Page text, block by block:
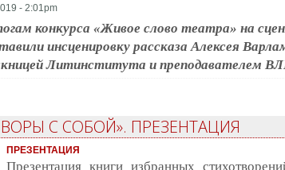
- 2:01pm
конкурса «Живое слово театра» на
инсценировку рассказа Алексея
Литинститута и преподавателем
С СОБОЙ». ПРЕЗЕНТАЦИЯ
ПРЕЗЕНТАЦИЯ
Презентация книги избранных